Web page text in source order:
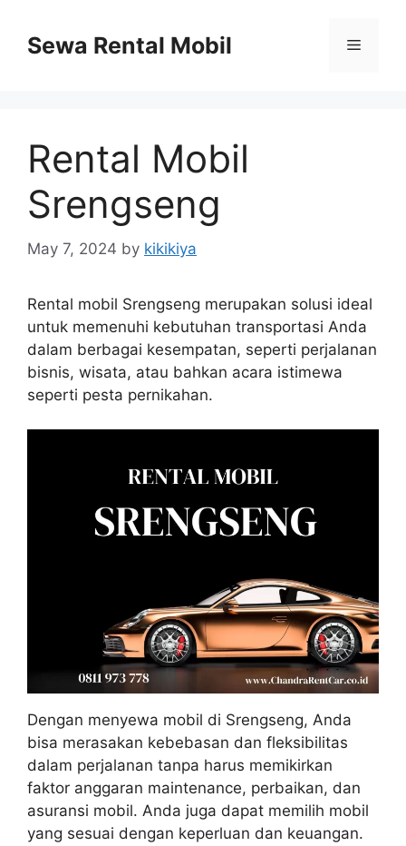
contentSewa Rental Mobil Menu
Rental Mobil
Srengseng
May 7, 2024 by kikikiya
Rental mobil Srengseng merupakan solusi ideal
untuk memenuhi kebutuhan transportasi Anda
dalam berbagai kesempatan, seperti perjalanan
bisnis, wisata, atau bahkan acara istimewa
seperti pesta pernikahan.
Dengan menyewa mobil di Srengseng, Anda
bisa merasakan kebebasan dan fleksibilitas
dalam perjalanan tanpa harus memikirkan
faktor anggaran maintenance, perbaikan, dan
asuransi mobil. Anda juga dapat memilih mobil
yang sesuai dengan keperluan dan keuangan.